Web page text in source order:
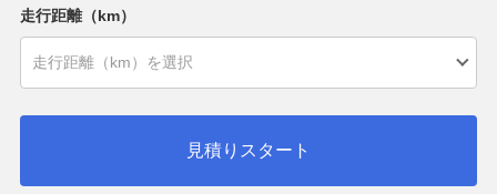
走行距離（km）
見積りスタート